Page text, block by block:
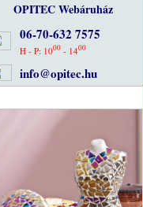
OPITEC Webáruház
06-70-632 7575
H - P: 1000 - 1400
info@opitec.hu